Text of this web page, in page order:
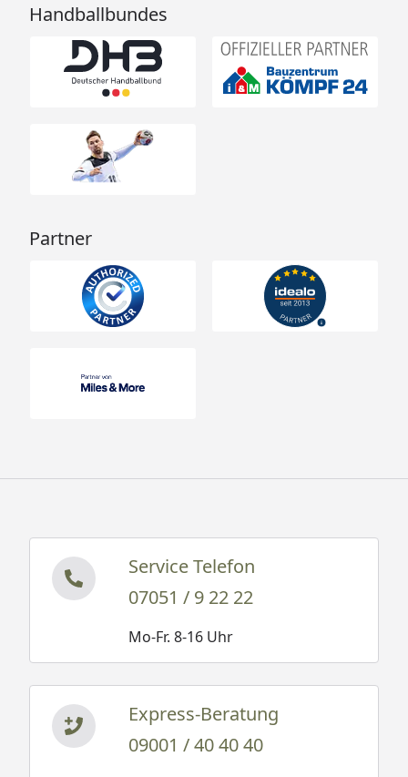
Handballbundes
Partner
Service Telefon
07051 / 9 22 22
Mo-Fr. 8-16 Uhr
Express-Beratung
09001 / 40 40 40